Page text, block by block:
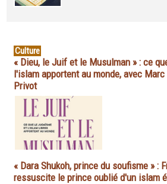
Culture
« Dieu, le Juif et le Musulman » : ce
l'islam apportent au monde, avec
Privot
« Dara Shukoh, prince du soufisme » :
ressuscite le prince oublié d'un islam